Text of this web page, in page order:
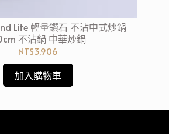
Lite 輕量鑽石 不沾中式炒鍋
不沾鍋 中華炒鍋
NT$3,906
加入購物車